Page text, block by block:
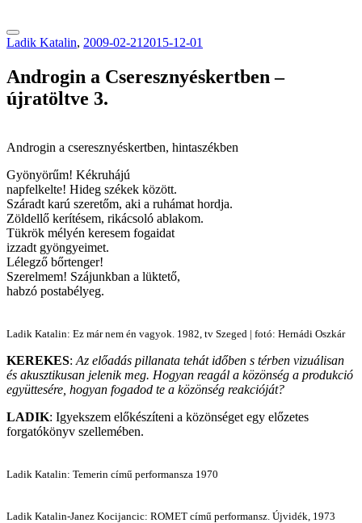
Ladik Katalin, 2009-02-21 2015-12-01
Androgin a Cseresznyéskertben –
újratöltve 3.
Androgin a cseresznyéskertben, hintaszékben
Gyönyörűm! Kékruhájú
napfelkelte! Hideg székek között.
Száradt karú szeretőm, aki a ruhámat hordja.
Zöldellő kerítésem, rikácsoló ablakom.
Tükrök mélyén keresem fogaidat
izzadt gyöngyeimet.
Lélegző bőrtenger!
Szerelmem! Szájunkban a lüktető,
habzó postabélyeg.
Ladik Katalin: Ez már nem én vagyok. 1982, tv Szeged | fotó: Hernádi Oszkár
KEREKES: Az előadás pillanata tehát időben s térben vizuálisan
és akusztikusan jelenik meg. Hogyan reagál a közönség a produkció
együttesére, hogyan fogadod te a közönség reakcióját?
LADIK: Igyekszem előkészíteni a közönséget egy előzetes
forgatókönyv szellemében.
Ladik Katalin: Temerin című performansza 1970
Ladik Katalin-Janez Kocijancic: ROMET című performansz. Újvidék, 1973